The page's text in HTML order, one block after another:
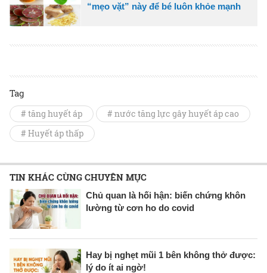
“mẹo vặt” này để bé luôn khỏe mạnh
Tag
# tăng huyết áp
# nước tăng lực gây huyết áp cao
# Huyết áp thấp
TIN KHÁC CÙNG CHUYÊN MỤC
Chủ quan là hối hận: biến chứng khôn
lường từ cơn ho do covid
Hay bị nghẹt mũi 1 bên không thở được:
lý do ít ai ngờ!